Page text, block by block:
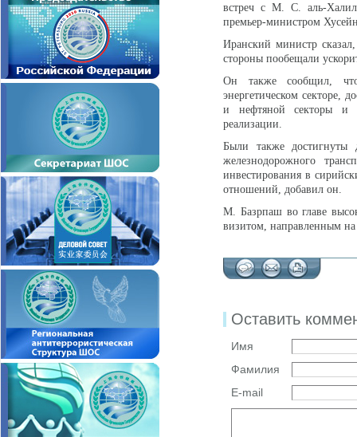
встреч с М. С. аль-
премьер-министром
Иранский министр
стороны пообещали
Он также сообщил,
энергетическом секторе,
и нефтяной секторы и
реализации.
Были также достигнуты
железнодорожного
инвестирования в
отношений, добавил он.
М. Базрпаш во главе
визитом, направленным
Оставить
Имя
Фамилия
E-mail